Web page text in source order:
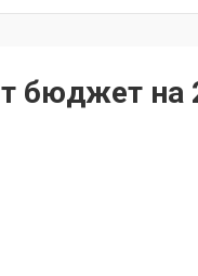
бюджет на